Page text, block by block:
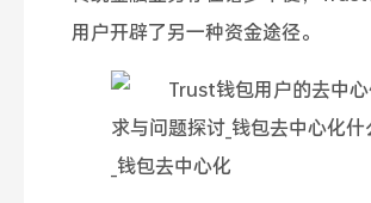
用户开辟了另一种资金途径。